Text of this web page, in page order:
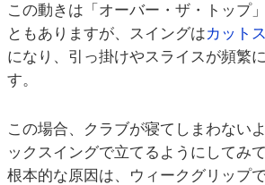
この動きは「オーバー・ザ・トップ
ともありますが、スイングはカット
になり、引っ掛けやスライスが頻繁
す。
この場合、クラブが寝てしまわない
ックスイングで立てるようにしてみ
根本的な原因は、ウィークグリップ